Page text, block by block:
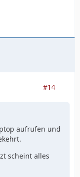
#14
aufrufen und
scheint alles